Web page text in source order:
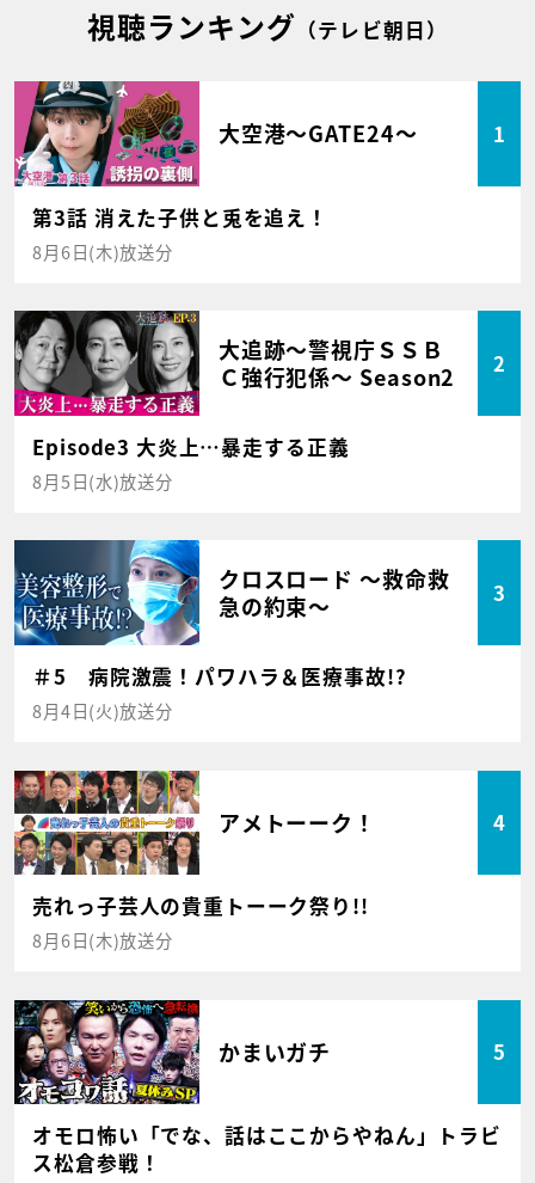
視聴ランキング （テレビ朝日）
大空港～GATE24～ 1
第3話 消えた子供と兎を追え！
8月6日(木)放送分
大追跡～警視庁ＳＳＢ
Ｃ強行犯係～ Season2
2
Episode3 大炎上…暴走する正義
8月5日(水)放送分
クロスロード ～救命救
急の約束～
3
＃5 病院激震！パワハラ＆医療事故!?
8月4日(火)放送分
アメトーーク！ 4
売れっ子芸人の貴重トーーク祭り!!
8月6日(木)放送分
かまいガチ 5
オモロ怖い「でな、話はここからやねん」トラビ
ス松倉参戦！